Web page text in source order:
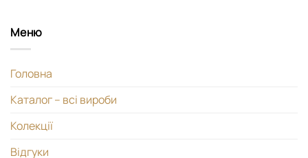
Меню
Головна
Каталог – всі вироби
Колекції
Відгуки